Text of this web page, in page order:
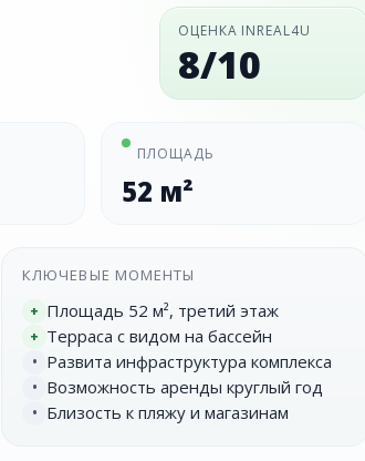
ОЦЕНКА INREAL4U
8/10
ПЛОЩАДЬ
52 м²
КЛЮЧЕВЫЕ МОМЕНТЫ
+ Площадь 52 м², третий этаж
+ Терраса с видом на бассейн
• Развита инфраструктура комплекса
• Возможность аренды круглый год
• Близость к пляжу и магазинам